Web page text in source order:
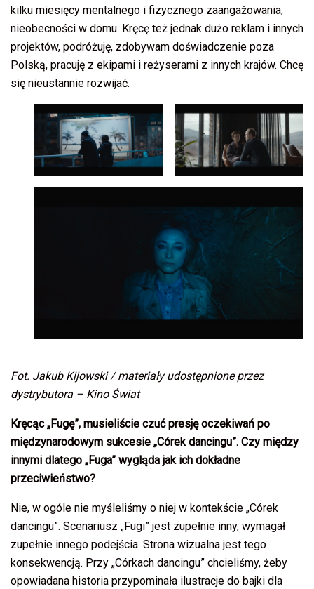
kilku miesięcy mentalnego i fizycznego zaangażowania,
nieobecności w domu. Kręcę też jednak dużo reklam i innych
projektów, podróżuję, zdobywam doświadczenie poza
Polską, pracuję z ekipami i reżyserami z innych krajów. Chcę
się nieustannie rozwijać.
Fot. Jakub Kijowski / materiały udostępnione przez
dystrybutora – Kino Świat
Kręcąc „Fugę”, musieliście czuć presję oczekiwań po
międzynarodowym sukcesie „Córek dancingu”. Czy między
innymi dlatego „Fuga” wygląda jak ich dokładne
przeciwieństwo?
Nie, w ogóle nie myśleliśmy o niej w kontekście „Córek
dancingu”. Scenariusz „Fugi” jest zupełnie inny, wymagał
zupełnie innego podejścia. Strona wizualna jest tego
konsekwencją. Przy „Córkach dancingu” chcieliśmy, żeby
opowiadana historia przypominała ilustracje do bajki dla